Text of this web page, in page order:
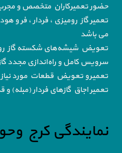
حضور تعمیرکاران متخصص و
تعمیر گاز رومیزی ، فردار ، فر و
می باشد
تعویض شیشه‌های شکسته گاز
سرویس کامل و راه‌اندازی مجدد
تعمیرو تعویض قطعات مورد
تعمیر اجاق گاز‌های فردار (مبله) و
نمایندگی کرج